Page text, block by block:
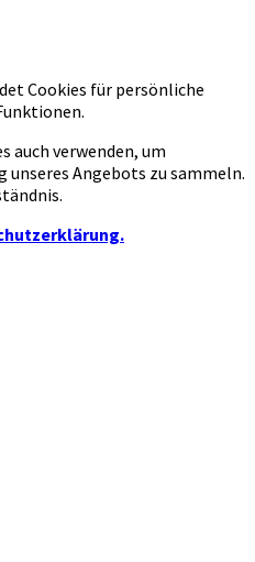
Cookies für persönliche
auch verwenden, um
Angebots zu sammeln.